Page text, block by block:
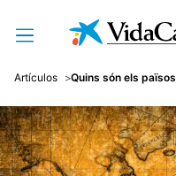
Salta al
Artículos Quins són els